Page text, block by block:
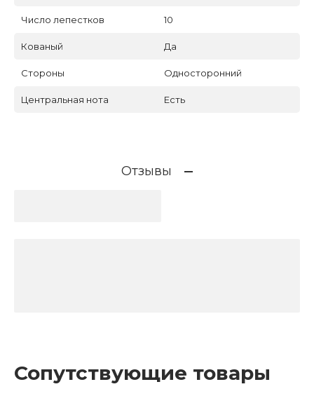
Число лепестков 10
Кованый Да
Стороны Односторонний
Центральная нота Есть
Отзывы
Сопутствующие товары